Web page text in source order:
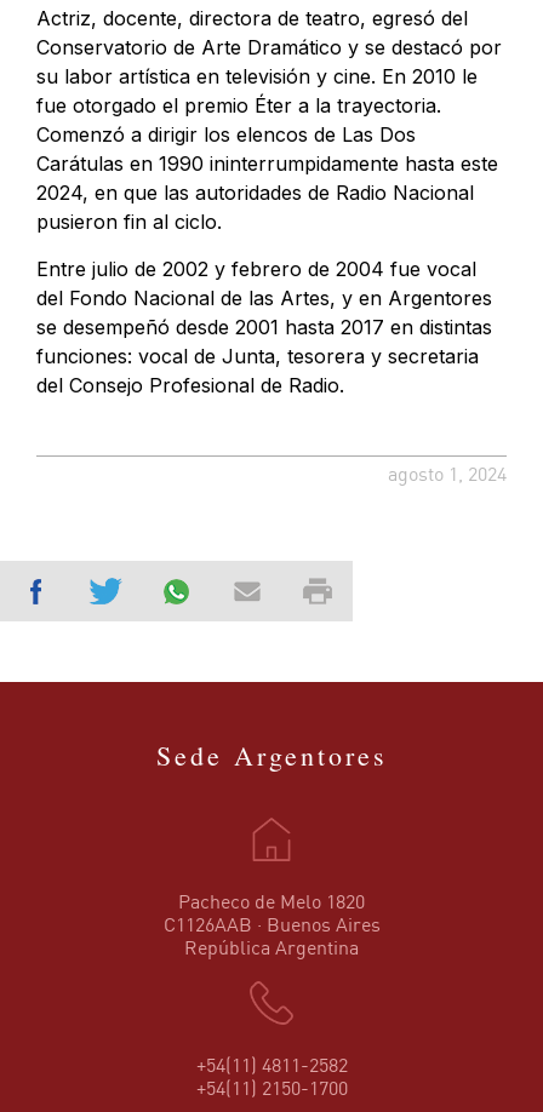
Actriz, docente, directora de teatro, egresó del
Conservatorio de Arte Dramático y se destacó por
su labor artística en televisión y cine. En 2010 le
fue otorgado el premio Éter a la trayectoria.
Comenzó a dirigir los elencos de Las Dos
Carátulas en 1990 ininterrumpidamente hasta este
2024, en que las autoridades de Radio Nacional
pusieron fin al ciclo.
Entre julio de 2002 y febrero de 2004 fue vocal
del Fondo Nacional de las Artes, y en Argentores
se desempeñó desde 2001 hasta 2017 en distintas
funciones: vocal de Junta, tesorera y secretaria
del Consejo Profesional de Radio.
agosto 1, 2024
Sede Argentores
Pacheco de Melo 1820
C1126AAB · Buenos Aires
República Argentina
+54(11) 4811-2582
+54(11) 2150-1700